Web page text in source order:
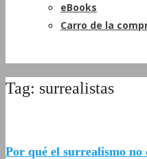
eBooks
Carro de la
Tag: surrealistas
Por qué el surrealismo no